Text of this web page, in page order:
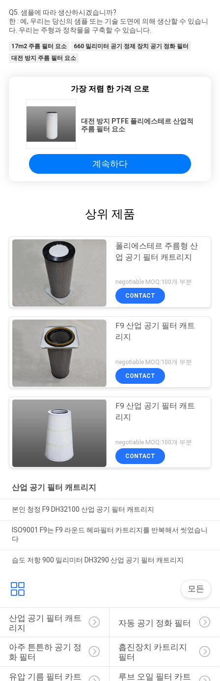
Q5. 샘플에 따라 생산하시겠습니까?
한 : 예, 우리는 당신의 샘플 또는 기술 도면에 의해 생산할 수 있습니
다. 우리는 주형과 정착물을 구축할 수 있습니다.
17m2 주름 필터 요소
660 밀리미터 공기 정제 장치 공기 정화 필터
대전 방지 주름 필터 요소
가장 저렴 한 가격 으로
대전 방지 PTFE 폴리에스테르 산업적
주름 필터 요소
계속하다
상위 제품
폴리에스테르 주름형 산
업 공기 필터 캐트리지
negotiable MOQ:100개 부분
CONTACT
F9 산업 공기 필터 캐트
리지
negotiable MOQ:100개 부분
CONTACT
F9 산업 공기 필터 캐트
리지
negotiable MOQ:100개 부분
CONTACT
산업 공기 필터 캐트리지
본인 청정 F9 DH32100 산업 공기 필터 캐트리지
ISO9001 F9는 F9 라운드 헤파필터 카트리지를 반복해서 씻었습니
다
습도 저항 900 밀리미터 DH3290 산업 공기 필터 캐트리지
모든
산업 공기 필터 캐트
리지
자동 공기 정화 필터
아주 튼튼하 공기 정
화 필터
흡진장치 카트리지
필터
유압 기름 필터 카트
루브 오일 필터 카트